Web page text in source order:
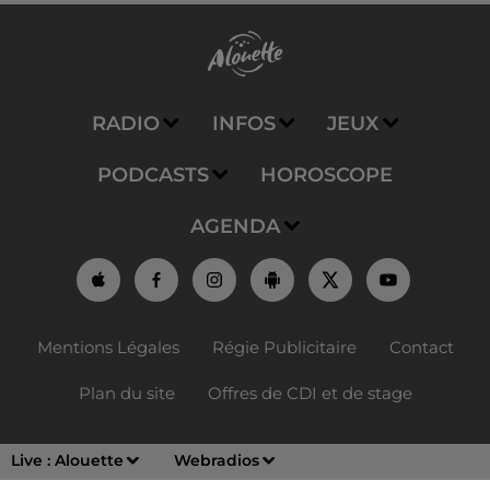
Live : Alouette Webradios
RADIO INFOS JEUX
PODCASTS HOROSCOPE
AGENDA
Mentions Légales Régie Publicitaire Contact
Plan du site Offres de CDI et de stage